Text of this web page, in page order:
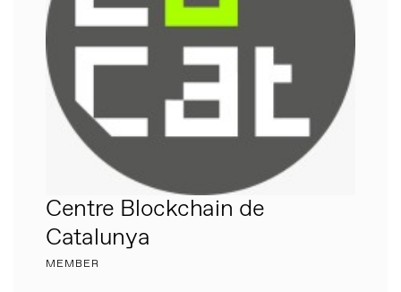
Centre Blockchain de
Catalunya
MEMBER